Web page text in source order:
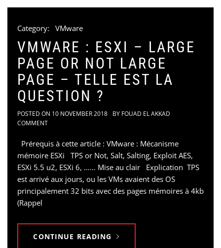
Category: VMware
VMWARE : ESXI – LARGE
PAGE OR NOT LARGE
PAGE – TELLE EST LA
QUESTION ?
POSTED ON 10 NOVEMBER 2018 BY FOUAD EL AKKAD
COMMENT
Prérequis à cette article : VMware : Mécanisme
mémoire ESXi TPS or Not, Salt, Salting, Exploit AES,
ESXi 5.5 u2, ESXi 6, …… Mise au clair Explication TPS
est arrivé aux jours, ou les VMs avaient des OS
principalement 32 bits avec des pages mémoires à 4kb
(Rappel
CONTINUE READING